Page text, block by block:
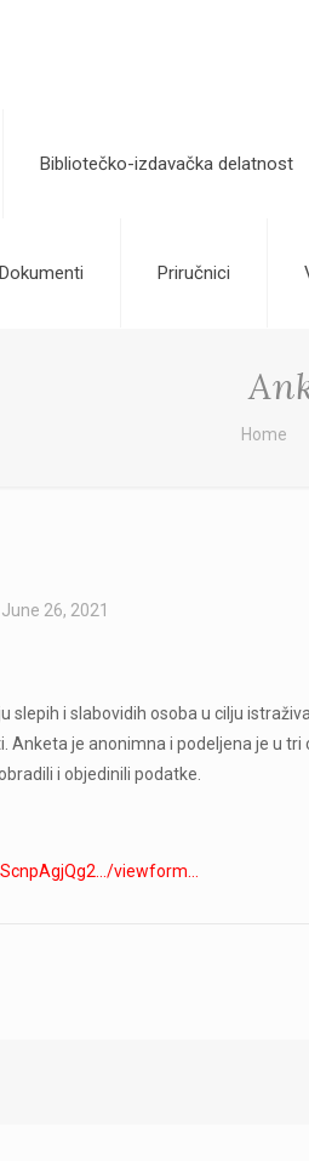
Bibliotečko-izdavačka delatnost
Dokumenti Priručnici
Home
June 26, 2021
slepih i slabovidih osoba u cilju
Anketa je anonimna i podeljena je u
i objedinili podatke.
viewform…